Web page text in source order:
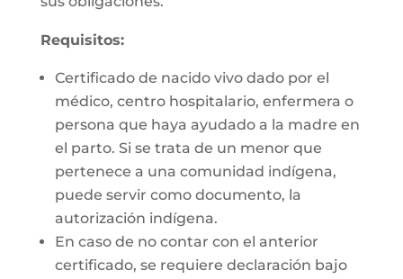
Requisitos:
Certificado de nacido vivo dado por el
médico, centro hospitalario, enfermera o
persona que haya ayudado a la madre en
el parto. Si se trata de un menor que
pertenece a una comunidad indígena,
puede servir como documento, la
autorización indígena.
En caso de no contar con el anterior
certificado, se requiere declaración bajo